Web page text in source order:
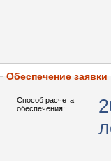
Обеспечение заявки
Способ расчета
обеспечения: